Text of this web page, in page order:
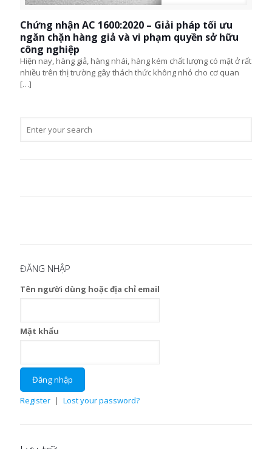
Chứng nhận AC 1600:2020 – Giải pháp tối ưu
ngăn chặn hàng giả và vi phạm quyền sở hữu
công nghiệp
Hiện nay, hàng giả, hàng nhái, hàng kém chất lượng có mặt ở rất
nhiều trên thị trường gây thách thức không nhỏ cho cơ quan
[…]
ĐĂNG NHẬP
Tên người dùng hoặc địa chỉ email
Mật khẩu
Register | Lost your password?